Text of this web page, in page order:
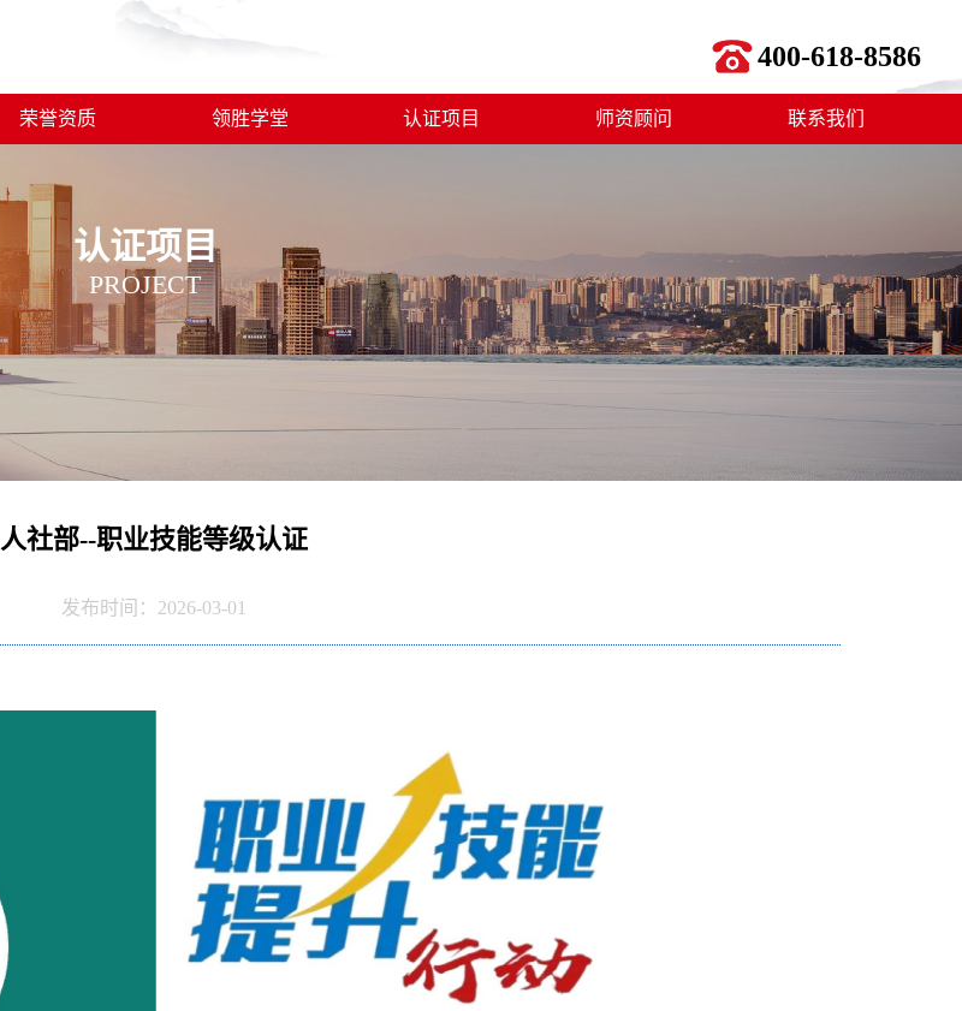
400-618-8586
荣誉资质 领胜学堂 认证项目 师资顾问 联系我们
认证项目
PROJECT
人社部--职业技能等级认证
发布时间：2026-03-01